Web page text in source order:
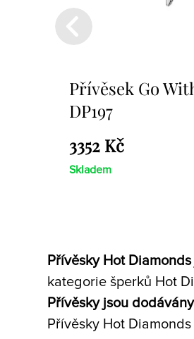
Přívěsek
2659 Kč
Skladem
Přívěsky Hot Diamonds
kategorie šperků Hot
Přívěsky jsou
Přívěsky Hot